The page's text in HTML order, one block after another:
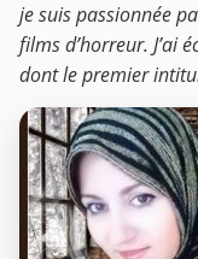
je suis passionnée
films d’horreur. J’ai
dont le premier